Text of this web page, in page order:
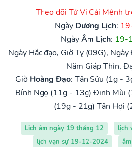
Theo dõi Tử Vi Cải Mệnh
Ngày Dương Lịch:
NgàyÂm Lịch: 19-
Ngày Hắc đạo, Giờ Tỵ (09G),
Năm Giáp Thìn,
Giờ Hoàng Đạo: Tân Sửu (1g -
Bính Ngọ (11g - 13g) Đinh Mùi
(19g - 21g) Tân Hợi
Lịch âm ngày 19 tháng 12
lịch
lịch vạn sự 19-12-2024